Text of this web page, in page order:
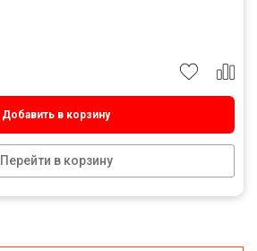
Добавить в корзину
Перейти в корзину